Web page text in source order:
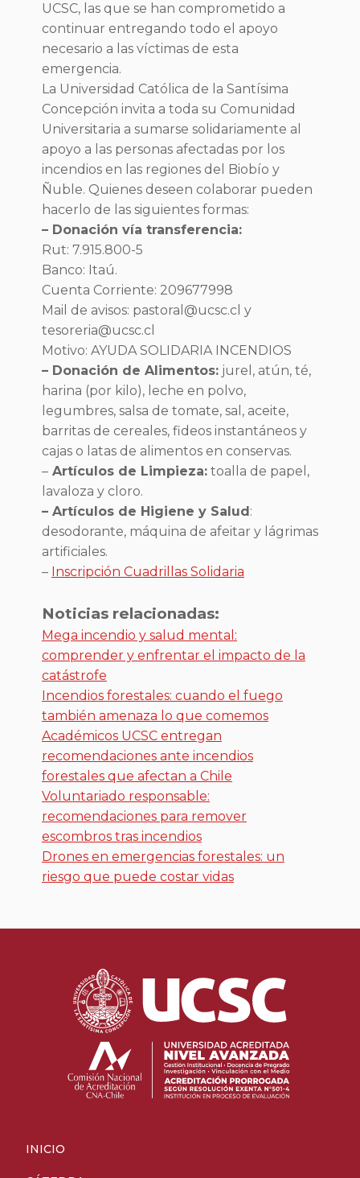
UCSC, las que se han comprometido a
continuar entregando todo el apoyo
necesario a las víctimas de esta
emergencia.
La Universidad Católica de la Santísima
Concepción invita a toda su Comunidad
Universitaria a sumarse solidariamente al
apoyo a las personas afectadas por los
incendios en las regiones del Biobío y
Ñuble. Quienes deseen colaborar pueden
hacerlo de las siguientes formas:
– Donación vía transferencia:
Rut: 7.915.800-5
Banco: Itaú.
Cuenta Corriente: 209677998
Mail de avisos: pastoral@ucsc.cl y
tesoreria@ucsc.cl
Motivo: AYUDA SOLIDARIA INCENDIOS
– Donación de Alimentos: jurel, atún, té,
harina (por kilo), leche en polvo,
legumbres, salsa de tomate, sal, aceite,
barritas de cereales, fideos instantáneos y
cajas o latas de alimentos en conservas.
– Artículos de Limpieza: toalla de papel,
lavaloza y cloro.
– Artículos de Higiene y Salud:
desodorante, máquina de afeitar y lágrimas
artificiales.
– Inscripción Cuadrillas Solidaria
Noticias relacionadas:
Mega incendio y salud mental:
comprender y enfrentar el impacto de la
catástrofe
Incendios forestales: cuando el fuego
también amenaza lo que comemos
Académicos UCSC entregan
recomendaciones ante incendios
forestales que afectan a Chile
Voluntariado responsable:
recomendaciones para remover
escombros tras incendios
Drones en emergencias forestales: un
riesgo que puede costar vidas
INICIO